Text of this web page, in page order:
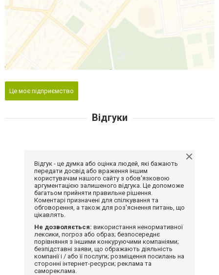
Це моє підприємство
Відгуки
Відгук - це думка або оцінка людей, які бажають
передати досвід або враження іншим
користувачам нашого сайту з обов'язковою
аргументацією залишеного відгука. Це допоможе
багатьом прийняти правильне рішення.
Коментарі призначені для спілкування та
обговорення, а також для роз'яснення питань, що
цікавлять.
Не дозволяється: використання ненормативної
лексики, погроз або образ; безпосереднє
порівняння з іншими конкуруючими компаніями;
безпідставні заяви, що ображають діяльність
компанії і / або її послуги; розміщення посилань на
сторонні інтернет-ресурси; реклама та
самореклама.